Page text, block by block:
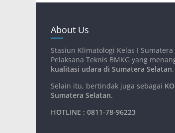
About Us
Stasiun Klimatologi Kelas I
Pelaksana Teknis BMKG yang
kualitasi udara di Sumatera Selatan.
Selain itu, bertindak juga sebagai
Sumatera Selatan.
HOTLINE : 0811-78-96223